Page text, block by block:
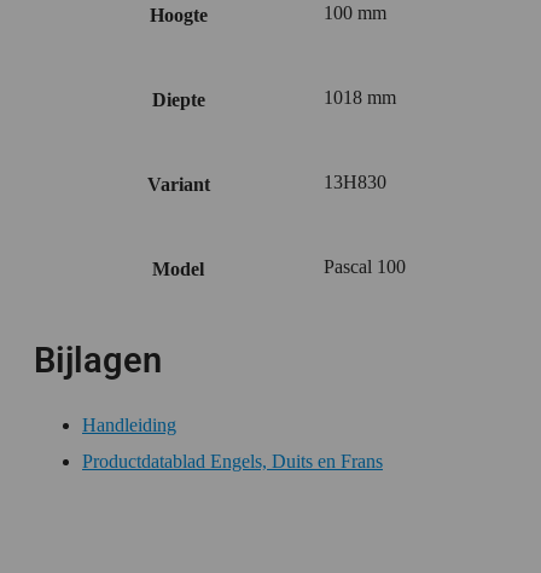
Hoogte 100 mm
Diepte 1018 mm
Variant 13H830
Model Pascal 100
Bijlagen
Handleiding
Productdatablad Engels, Duits en Frans